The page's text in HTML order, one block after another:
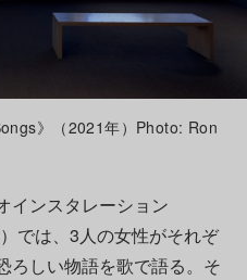
》（2021年）Photo: Ron
インスタレーション
では、3人の女性がそれぞ
ろしい物語を歌で語る。そ